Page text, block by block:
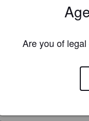
Are you of